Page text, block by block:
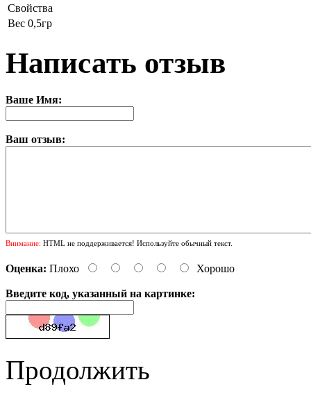
Свойства
Вес 0,5гр
Написать отзыв
Ваше Имя:
Ваш отзыв:
Внимание: HTML не поддерживается! Используйте обычный текст.
Оценка: Плохо Хорошо
Введите код, указанный на картинке:
Продолжить